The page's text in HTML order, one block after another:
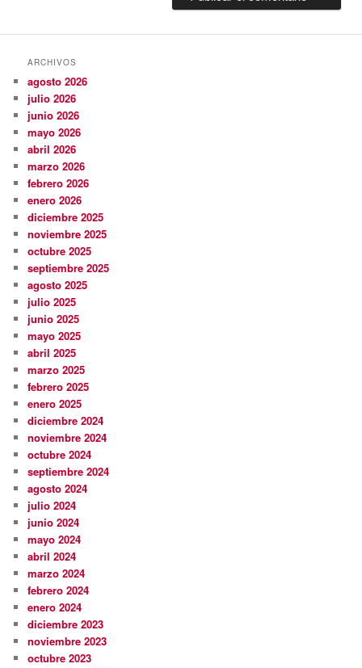
ARCHIVOS
agosto 2026
julio 2026
junio 2026
mayo 2026
abril 2026
marzo 2026
febrero 2026
enero 2026
diciembre 2025
noviembre 2025
octubre 2025
septiembre 2025
agosto 2025
julio 2025
junio 2025
mayo 2025
abril 2025
marzo 2025
febrero 2025
enero 2025
diciembre 2024
noviembre 2024
octubre 2024
septiembre 2024
agosto 2024
julio 2024
junio 2024
mayo 2024
abril 2024
marzo 2024
febrero 2024
enero 2024
diciembre 2023
noviembre 2023
octubre 2023